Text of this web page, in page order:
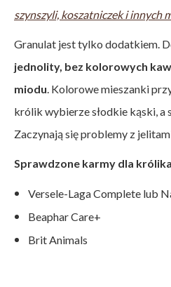
szynszyli, koszatniczek i innych
Granulat jest tylko dodatkiem.
jednolity, bez kolorowych
miodu. Kolorowe mieszanki
królik wybierze słodkie kąski, a
Zaczynają się problemy z
Sprawdzone karmy dla
Versele-Laga Complete lub
Beaphar Care+
Brit Animals